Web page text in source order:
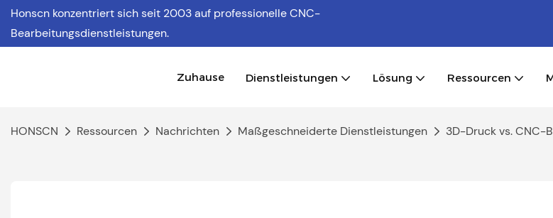
Honscn konzentriert sichseit 2003 auf professionelle CNC-
Bearbeitungsdienstleistungen.
Zuhause Dienstleistungen Lösung Ressourcen
HONSCN Ressourcen Nachrichten Maßgeschneiderte Dienstleistungen 3D-Druck vs. CNC-